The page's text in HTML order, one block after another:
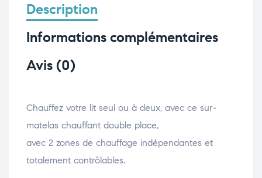
Description
Informations complémentaires
Avis (0)
Chauffez votre lit seul ou à deux, avec ce sur-
matelas chauffant double place,
avec 2 zones de chauffage indépendantes et
totalement contrôlables.